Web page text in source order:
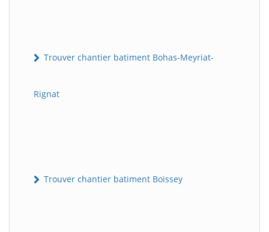
Trouver chantier batiment Bohas-Meyriat-
Rignat
Trouver chantier batiment Boissey